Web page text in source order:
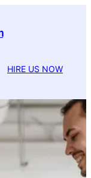
HIRE US NOW